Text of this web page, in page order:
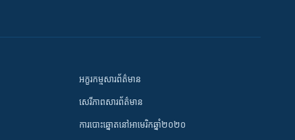
អក្ខរកម្មសារព័ត៌មាន
សេរីភាពសារព័ត៌មាន
ការបោះឆ្នោតនៅអាមេរិកឆ្នាំ២០២០